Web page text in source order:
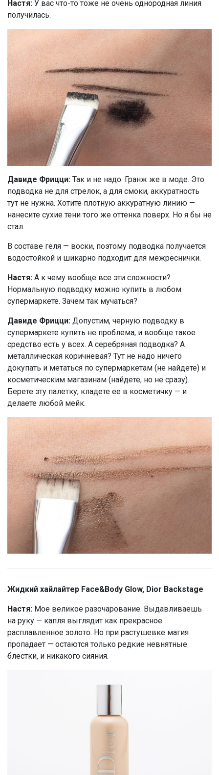
Настя: У вас что-то тоже не очень однородная линия
получилась.
Давиде Фрицци: Так и не надо. Гранж же в моде. Это
подводка не для стрелок, а для смоки, аккуратность
тут не нужна. Хотите плотную аккуратную линию —
нанесите сухие тени того же оттенка поверх. Но я бы не
стал.
В составе геля — воски, поэтому подводка получается
водостойкой и шикарно подходит для межреснички.
Настя: А к чему вообще все эти сложности?
Нормальную подводку можно купить в любом
супермаркете. Зачем так мучаться?
Давиде Фрицци: Допустим, черную подводку в
супермаркете купить не проблема, и вообще такое
средство есть у всех. А серебряная подводка? А
металлическая коричневая? Тут не надо ничего
докупать и метаться по супермаркетам (не найдете) и
косметическим магазинам (найдете, но не сразу).
Берете эту палетку, кладете ее в косметичку — и
делаете любой мейк.
Жидкий хайлайтер Face&Body Glow, Dior Backstage
Настя: Мое великое разочарование. Выдавливаешь
на руку — капля выглядит как прекрасное
расплавленное золото. Но при растушевке магия
пропадает — остаются только редкие невнятные
блестки, и никакого сияния.